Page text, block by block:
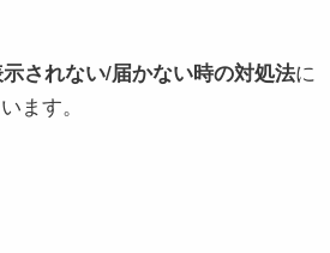
されない/届かない時の対処法に
ます。